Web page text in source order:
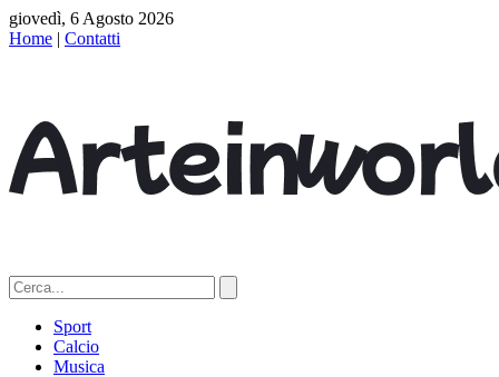
giovedì, 6 Agosto 2026
Home | Contatti
Sport
Calcio
Musica